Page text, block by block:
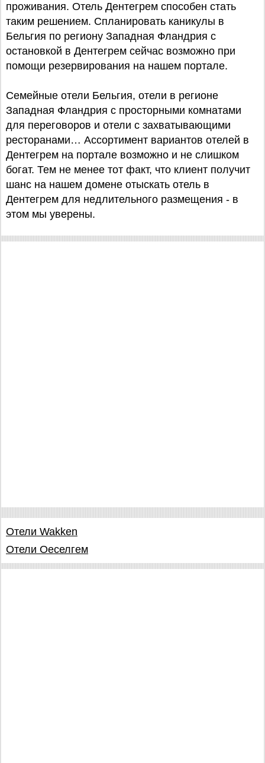
проживания. Отель Дентегрем способен стать
таким решением. Спланировать каникулы в
Бельгия по региону Западная Фландрия с
остановкой в Дентегрем сейчас возможно при
помощи резервирования на нашем портале.
Семейные отели Бельгия, отели в регионе
Западная Фландрия с просторными комнатами
для переговоров и отели с захватывающими
ресторанами… Ассортимент вариантов отелей в
Дентегрем на портале возможно и не слишком
богат. Тем не менее тот факт, что клиент получит
шанс на нашем домене отыскать отель в
Дентегрем для недлительного размещения - в
этом мы уверены.
Отели Wakken
Отели Оеселгем